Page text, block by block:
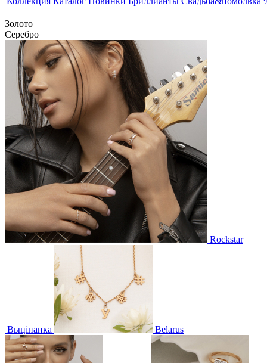
Золото
Серебро
Rockstar
Выцінанка Belarus